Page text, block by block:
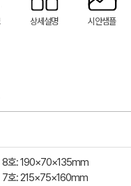
상세설명 시안샘플
8호: 190×70×135mm
7호: 215×75×160mm